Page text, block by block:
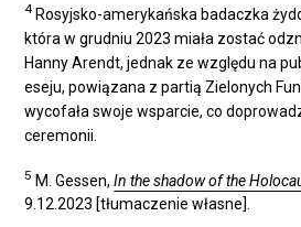
4 Rosyjsko-amerykańska badaczka
która w grudniu 2023 miała zostać
Hanny Arendt, jednak ze względu na
eseju, powiązana z partią Zielonych
wycofała swoje wsparcie, co
ceremonii.
5 M. Gessen,In the shadow of the
9.12.2023 [tłumaczenie własne].